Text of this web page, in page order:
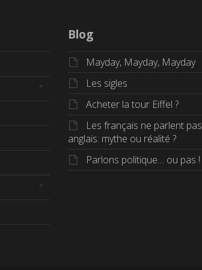
Blog
Mayday, Mayday, Mayday
Les sigles
Acheter la tour Eiffel ?
Les français ne parlent pas
anglais: mythe ou réalité ?
Parlons politique… ou pas !